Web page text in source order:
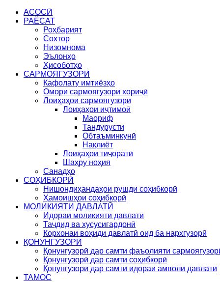
АСОСӢ
РАЁСАТ
Роҳбарият
Сохтор
Низомнома
Эълонҳо
Ҳисоботҳо
САРМОЯГУЗОРӢ
Кафолату имтиёзҳо
Омори сармоягузори хориҷӣ
Лоиҳаҳои сармоягузорӣ
Лоиҳаҳои иҷтимоӣ
Маориф
Тандурусти
Обтаъминкунӣ
Нақлиёт
Лоиҳаҳои тиҷоратӣ
Шаҳру ноҳия
Санадҳо
СОҲИБКОРӢ
Нишондиҳандаҳои рушди соҳибкорӣ
Ҳамоишҳои соҳибкорӣ
МОЛИКИЯТИ ДАВЛАТӢ
Идораи моликияти давлатӣ
Таҷдид ва хусусигардонӣ
Корхонаи воҳиди давлатӣ оид ба нархгузорӣ
ҚОНУНГУЗОРӢ
Қонунгузорӣ дар самти фаъолияти
Қонунгузорӣ дар самти соҳибкорӣ
Қонунгузорӣ дар самти идораи амволи давлатӣ
ТАМОС